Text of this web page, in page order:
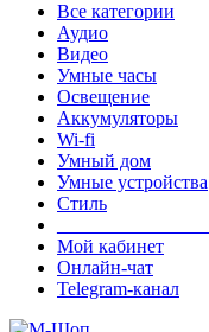
Все категории
Аудио
Видео
Умные часы
Освещение
Аккумуляторы
Wi-fi
Умный дом
Умные устройства
Стиль
Мой кабинет
Онлайн-чат
Telegram-канал